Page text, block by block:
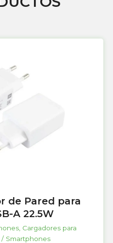
de Pared para
A 22.5W
Cargadores para
/ Smartphones